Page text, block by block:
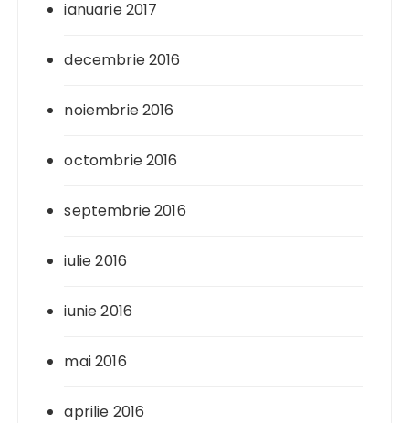
ianuarie 2017
decembrie 2016
noiembrie 2016
octombrie 2016
septembrie 2016
iulie 2016
iunie 2016
mai 2016
aprilie 2016